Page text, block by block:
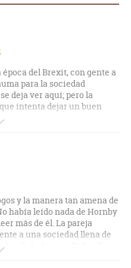
del Brexit, con gente a
para la sociedad
deja ver aquí; pero la
intenta dejar un buen
ahora mismo, y
que les une la diferencia de
más que separarles les une.
a ráfagas con alguna
en tre los
chispas de ingenio
ponen la nota más
pasa lo que a mi, en querer
y la manera tan amena de
había leído nada de Hornby
más de él. La pareja
a una sociedad llena de
edad y la raza. Todo ello,
En fin, una novela